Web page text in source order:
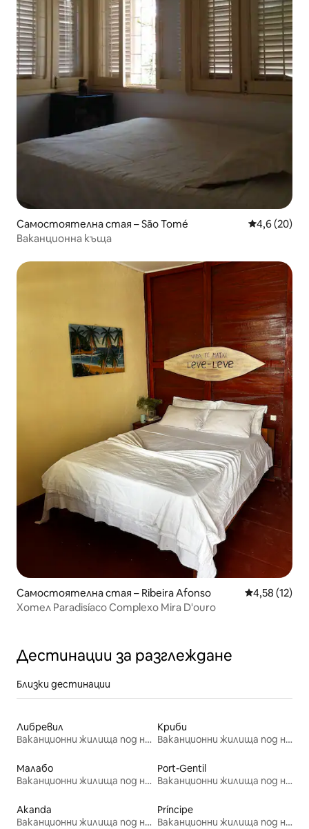
Самостоятелна стая – São Tomé Средна
4,6 (20)
Ваканционна къща
Самостоятелна стая – Ribeira Afonso Средна
4,58 (12)
Хотел Paradisíaco Complexo Mira D'ouro
Дестинации за разглеждане
Близки дестинации
Либревил
Ваканционни жилища под наем
Криби
Ваканционни жилища под наем
Малабо
Ваканционни жилища под наем
Port-Gentil
Ваканционни жилища под наем
Akanda
Ваканционни жилища под наем
Príncipe
Ваканционни жилища под наем